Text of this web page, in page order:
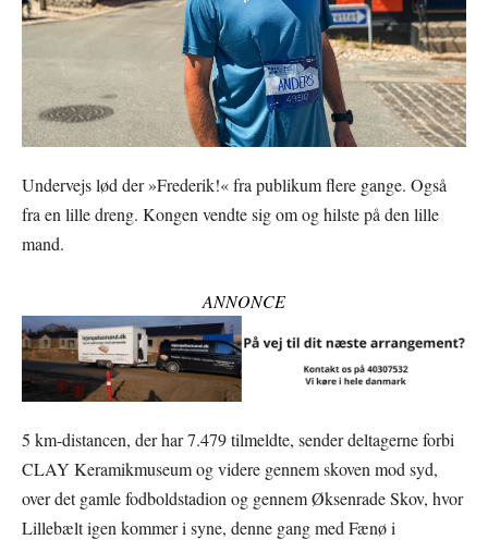
Undervejs lød der »Frederik!« fra publikum flere gange. Også
fra en lille dreng. Kongen vendte sig om og hilste på den lille
mand.
ANNONCE
5 km-distancen, der har 7.479 tilmeldte, sender deltagerne forbi
CLAY Keramikmuseum og videre gennem skoven mod syd,
over det gamle fodboldstadion og gennem Øksenrade Skov, hvor
Lillebælt igen kommer i syne, denne gang med Fænø i